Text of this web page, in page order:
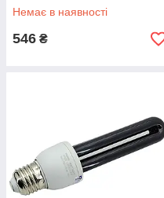
Немає в наявності
546 ₴